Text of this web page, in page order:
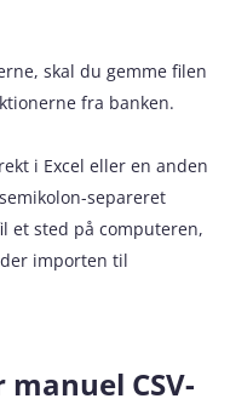
skal du gemme filen
fra banken.
i Excel eller en anden
separeret
et sted på computeren,
importen til
CSV-